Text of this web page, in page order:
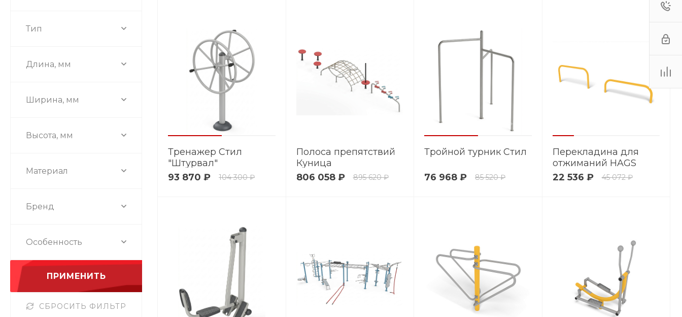
Тип
Длина, мм
Ширина, мм
Высота, мм
Материал
Бренд
Особенность
ПРИМЕНИТЬ
СБРОСИТЬ ФИЛЬТР
Тренажер Стил
"Штурвал"
93 870 ₽
104 300 ₽
Полоса препятствий
Куница
806 058 ₽
895 620 ₽
Тройной турник Стил
76 968 ₽ 85 520 ₽
Перекладина для
отжиманий HAGS
Inshape Push Up
22 536 ₽ 45 072 ₽